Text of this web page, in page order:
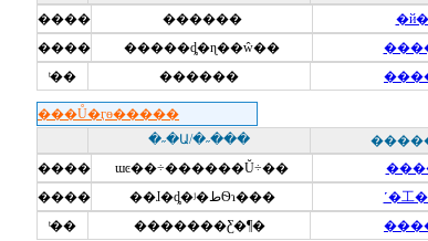
����
������ �й�
����
�����ȡ�ɳ��ŵ��
ͭ��
������
���Ů�ӷɵ�����
�˶�Ա/�˶���
����
ɯͼ��÷������Ŭ÷��
����
��ɺ�ȡ�ʲ�طѲɿ��� ˹�工
ͭ��
�������Ƹ�¶�